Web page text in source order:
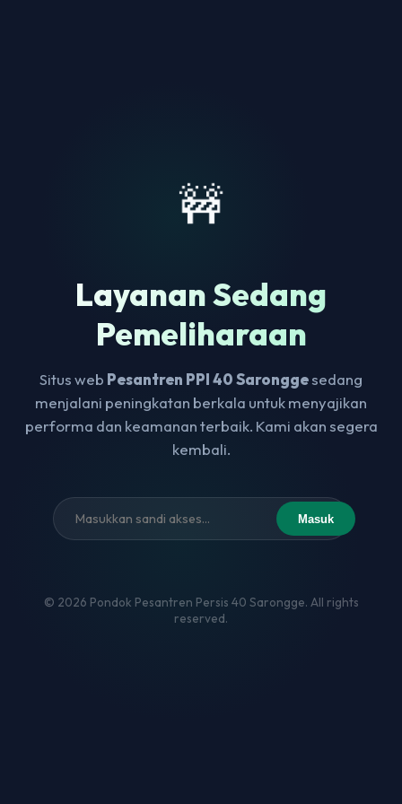
🚧
Layanan Sedang
Pemeliharaan
Situs web Pesantren PPI 40 Saronggesedang
menjalani peningkatan berkala untuk menyajikan
performa dan keamanan terbaik. Kami akan segera
kembali.
Masuk
© 2026 Pondok Pesantren Persis 40 Sarongge. All rights
reserved.